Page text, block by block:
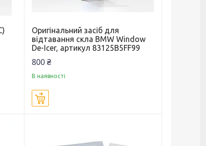
Оригінальний засіб для
відтавання скла BMW Window
De-Icer, артикул 83125B5FF99
800 ₴
В наявності